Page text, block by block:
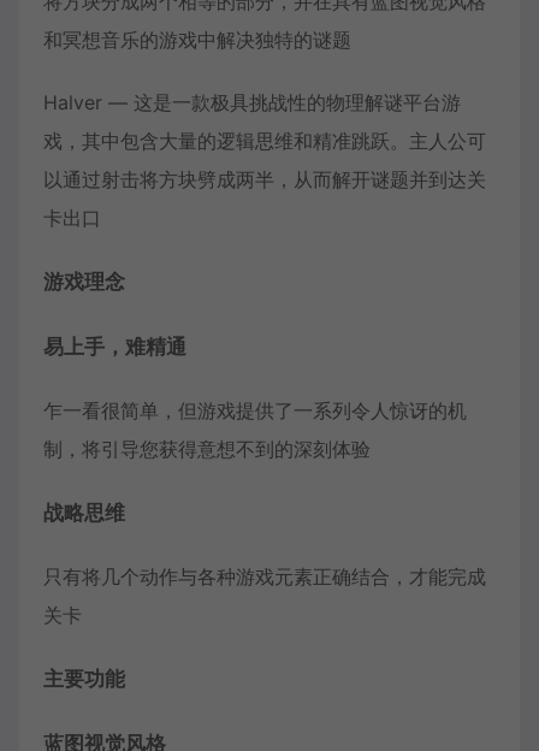
和冥想音乐的游戏中解决独特的谜题
Halver — 这是一款极具挑战性的物理解谜平台游
戏，其中包含大量的逻辑思维和精准跳跃。主人公可
以通过射击将方块劈成两半，从而解开谜题并到达关
卡出口
游戏理念
易上手，难精通
乍一看很简单，但游戏提供了一系列令人惊讶的机
制，将引导您获得意想不到的深刻体验
战略思维
只有将几个动作与各种游戏元素正确结合，才能完成
关卡
主要功能
蓝图视觉风格